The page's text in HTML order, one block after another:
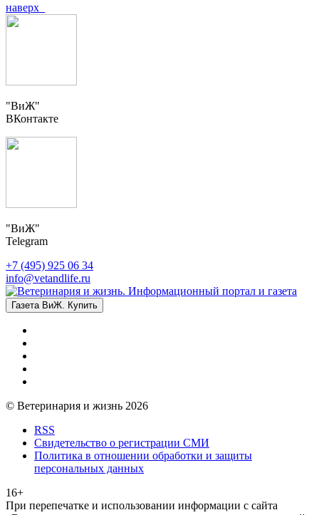
наверх
"ВиЖ"
ВКонтакте
"ВиЖ"
Telegram
+7 (495) 925 06 34
info@vetandlife.ru
Газета ВиЖ. Купить
© Ветеринария и жизнь 2026
RSS
Свидетельство о регистрации СМИ
Политика в отношении обработки и защиты
персональных данных
16+
При перепечатке и использовании информации с сайта